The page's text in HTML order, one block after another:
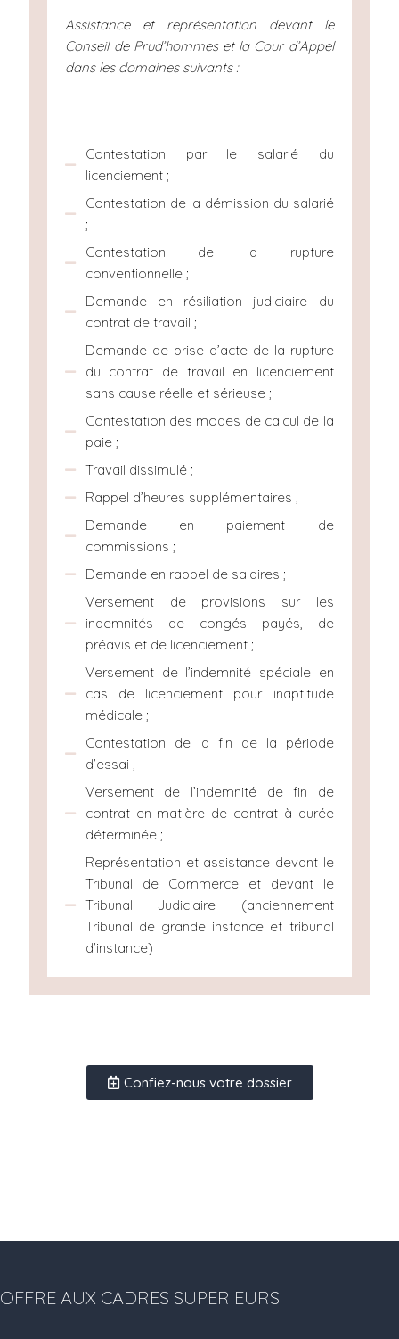
Assistance et représentation devant le
Conseil de Prud’hommes et la Cour d’Appel
dans les domaines suivants :
Contestation par le salarié du
licenciement ;
Contestation de la démission du salarié
;
Contestation de la rupture
conventionnelle ;
Demande en résiliation judiciaire du
contrat de travail ;
Demande de prise d’acte de la rupture
du contrat de travail en licenciement
sans cause réelle et sérieuse ;
Contestation des modes de calcul de la
paie ;
Travail dissimulé ;
Rappel d’heures supplémentaires ;
Demande en paiement de
commissions ;
Demande en rappel de salaires ;
Versement de provisions sur les
indemnités de congés payés, de
préavis et de licenciement ;
Versement de l’indemnité spéciale en
cas de licenciement pour inaptitude
médicale ;
Contestation de la fin de la période
d’essai ;
Versement de l’indemnité de fin de
contrat en matière de contrat à durée
déterminée ;
Représentation et assistance devant le
Tribunal de Commerce et devant le
Tribunal Judiciaire (anciennement
Tribunal de grande instance et tribunal
d’instance)
Confiez-nous votre dossier
OFFRE AUX CADRES SUPERIEURS